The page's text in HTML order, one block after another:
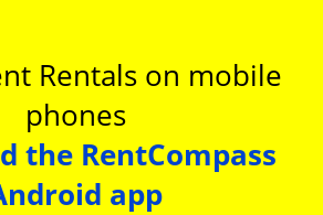
the RentCompass
app